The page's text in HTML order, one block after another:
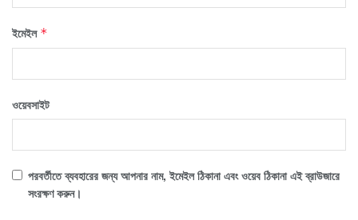
ইমেইল *
ওয়েবসাইট
পরবর্তীতে ব্যবহারের জন্য আপনার নাম, ইমেইল ঠিকানা এবং ওয়েব ঠিকানা এই ব্রাউজারে
সংরক্ষণ করুন।